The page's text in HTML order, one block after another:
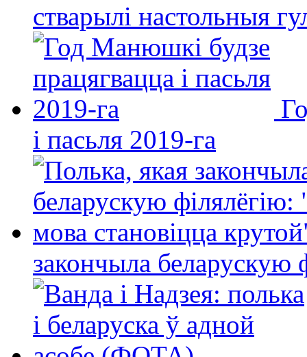
стварылі настольныя
і пасьля 2019-га
закончыла беларускую